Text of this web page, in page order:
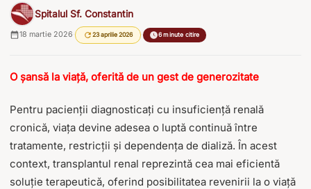
Spitalul Sf. Constantin
18 martie 2026· 23 aprilie 2026 · 6 minute citire
O șansă la viață, oferită de un gest de generozitate
Pentru pacienții diagnosticați cu insuficiență renală
cronică, viața devine adesea o luptă continuă între
tratamente, restricții și dependența de dializă. În acest
context, transplantul renal reprezintă cea mai eficientă
soluție terapeutică, oferind posibilitatea revenirii la o viață